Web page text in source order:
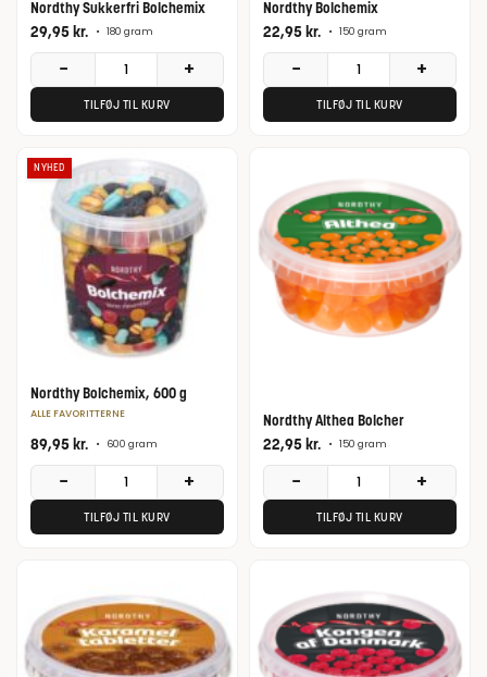
Nordthy Sukkerfri Bolchemix
29,95kr. • 180 gram
− +
TILFØJ TIL KURV
Nordthy Bolchemix
22,95kr. • 150 gram
− +
TILFØJ TIL KURV
NYHED
Nordthy Bolchemix, 600 g
ALLE FAVORITTERNE
89,95kr. • 600 gram
− +
TILFØJ TIL KURV
Nordthy Althea Bolcher
22,95kr. • 150 gram
− +
TILFØJ TIL KURV